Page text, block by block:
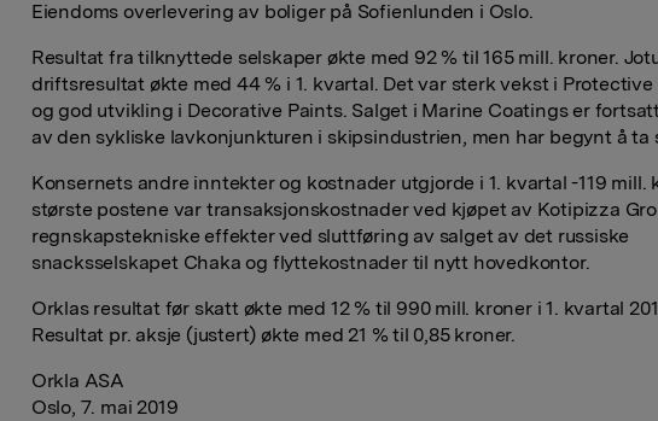
Eiendoms overlevering av boliger på Sofienlunden i Oslo.
Resultat fra tilknyttede selskaper økte med 92 % til 165 mill. kroner.
driftsresultat økte med 44 % i 1. kvartal. Det var sterk vekst i
og god utvikling i Decorative Paints. Salget i Marine Coatings er
av den sykliske lavkonjunkturen i skipsindustrien, men har begynt å ta
Konsernets andre inntekter og kostnader utgjorde i 1. kvartal -119 mill.
største postene var transaksjonskostnader ved kjøpet av Kotipizza
regnskapstekniske effekter ved sluttføring av salget av det russiske
snacksselskapet Chaka og flyttekostnader til nytt hovedkontor.
Orklas resultat før skatt økte med 12 % til 990 mill. kroner i 1. kvartal
Resultat pr. aksje (justert) økte med 21 % til 0,85 kroner.
Orkla ASA
Oslo, 7. mai 2019